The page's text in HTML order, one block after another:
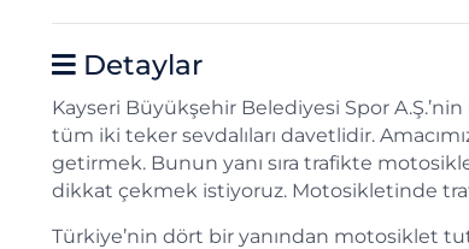
Detaylar
Kayseri Büyükşehir Belediyesi Spor
tüm iki teker sevdalıları davetlidir.
getirmek. Bunun yanı sıra trafikte
dikkat çekmek istiyoruz. Motosikletinde
Türkiye’nin dört bir yanından motosiklet